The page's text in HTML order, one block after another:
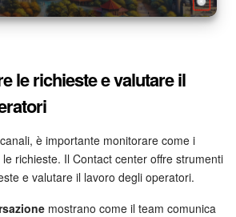
le richieste e valutare il
è importante monitorare come i
richieste. Il Contact center offre strumenti
e valutare il lavoro degli operatori.
mostrano come il team comunica